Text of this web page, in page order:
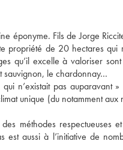
éponyme. Fils de Jorge
propriété de 20 hectares qui
qu’il excelle à valoriser
sauvignon, le chardonnay…
n’existait pas auparavant
unique (du notamment aux
méthodes respectueuses
aussi à l’initiative de